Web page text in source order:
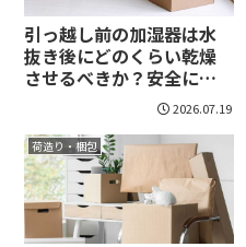
引っ越し前の加湿器は水
抜き後にどのくらい乾燥
させるべきか？安全に運
ぶ準備と保管の目安を押
2026.07.19
荷造り・梱包